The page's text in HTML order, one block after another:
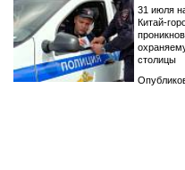
31 июля
Китай-
столицы